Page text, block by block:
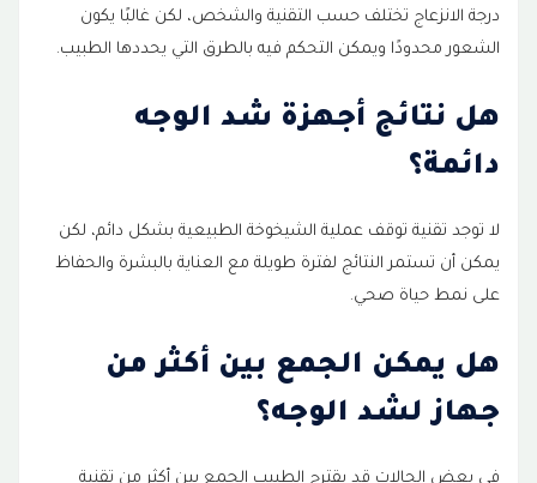
درجة الانزعاج تختلف حسب التقنية والشخص، لكن غالبًا يكون
الشعور محدودًا ويمكن التحكم فيه بالطرق التي يحددها الطبيب.
هل نتائج أجهزة شد الوجه
دائمة؟
لا توجد تقنية توقف عملية الشيخوخة الطبيعية بشكل دائم، لكن
يمكن أن تستمر النتائج لفترة طويلة مع العناية بالبشرة والحفاظ
على نمط حياة صحي.
هل يمكن الجمع بين أكثر من
جهاز لشد الوجه؟
في بعض الحالات قد يقترح الطبيب الجمع بين أكثر من تقنية